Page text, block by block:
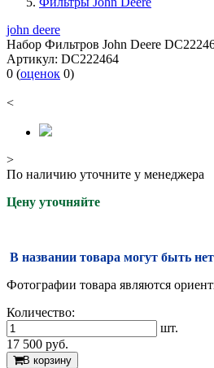
john deere
Набор Фильтров John Deere
Артикул: DC222464
0 (оценок 0)
<
>
По наличию уточните у менеджера
Цену уточняйте
В названии товара могут быть
Фотографии товара являются
Количество:
шт.
17 500 руб.
В корзину